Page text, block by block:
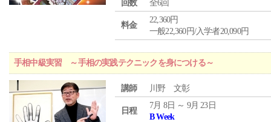
回数
全6回
料金
22,360円
一般22,360円/入学者20,090円
手相中級実習 ～手相の実践テクニックを身につける～
講師 川野 文彰
日程
7月 8日 ～ 9月 23日
B Week